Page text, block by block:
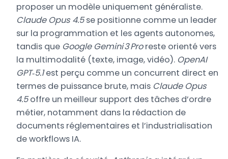
proposer un modèle uniquement généraliste.
Claude Opus 4.5se positionne comme un leader
sur la programmation et les agents autonomes,
tandis que Google Gemini 3 Proreste orienté vers
la multimodalité (texte, image, vidéo). OpenAI
GPT‑5.1est perçu comme un concurrent direct en
termes de puissance brute, mais Claude Opus
4.5offre un meilleur support des tâches d’ordre
métier, notamment dans la rédaction de
documents réglementaires et l’industrialisation
de workflows IA.